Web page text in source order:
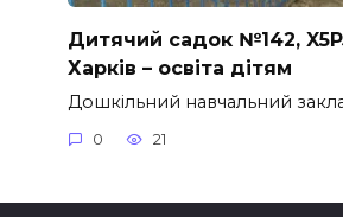
Дитячий садок №142,
Харків – освіта дітям
Дошкільний навчальний
0 21